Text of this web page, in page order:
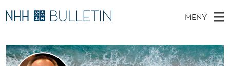
N
E
S
MENY
O
V
Ø
K
I Stipendiater og nye forskerprofiler